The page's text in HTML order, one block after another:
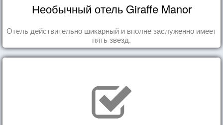
Необычный отель Giraffe Manor
Отель действительно шикарный и вполне заслуженно имеет
пять звезд.